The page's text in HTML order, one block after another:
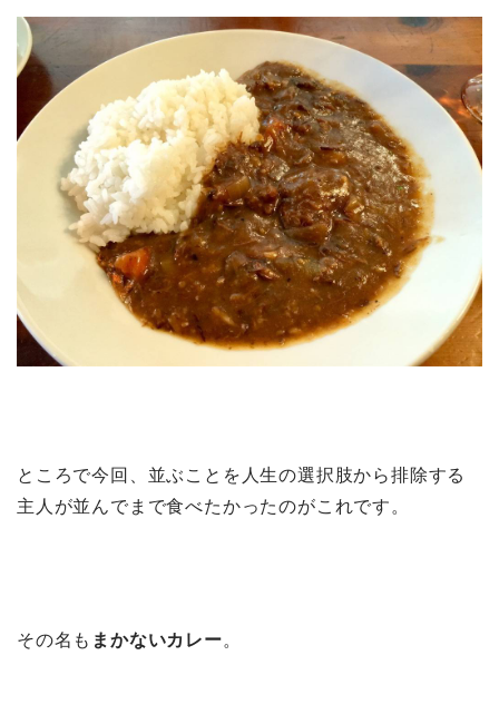
ところで今回、並ぶことを人生の選択肢から排除する
主人が並んでまで食べたかったのがこれです。
その名も まかないカレー。